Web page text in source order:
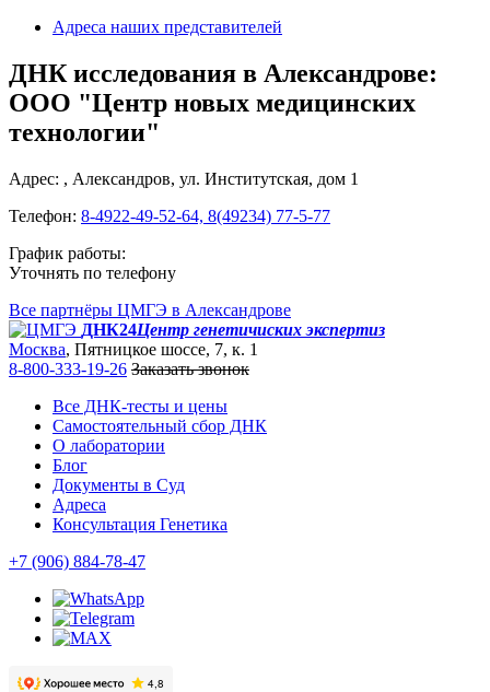
Адреса наших представителей
ДНК исследования в Александрове:
ООО "Центр новых медицинских
технологии"
Адрес: , Александров, ул. Институтская, дом 1
Телефон: 8-4922-49-52-64, 8(49234) 77-5-77
График работы:
Уточнять по телефону
Все партнёры ЦМГЭ в Александрове
ДНК24Центр генетичиских экспертиз
Москва, Пятницкое шоссе, 7, к. 1
8-800-333-19-26 Заказать звонок
Все ДНК-тесты и цены
Самостоятельный сбор ДНК
О лаборатории
Блог
Документы в Суд
Адреса
Консультация Генетика
+7 (906) 884-78-47